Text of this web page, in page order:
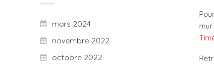
mars 2024
novembre 2022
octobre 2022